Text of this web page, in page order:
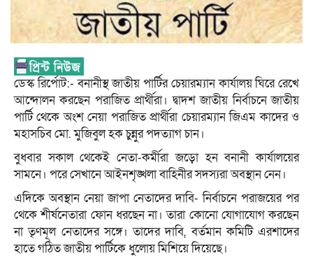
ডেস্ক রির্পোট:- বনানীস্থ জাতীয় পার্টির চেয়ারম্যান কার্যালয় ঘিরে রেখে
আন্দোলন করছেন পরাজিত প্রার্থীরা। দ্বাদশ জাতীয় নির্বাচনে জাতীয়
পার্টি থেকে অংশ নেয়া পরাজিত প্রার্থীরা চেয়ারম্যান জিএম কাদের ও
মহাসচিব মো. মুজিবুল হক চুন্নুর পদত্যাগ চান।
বুধবার সকাল থেকেই নেতা-কর্মীরা জড়ো হন বনানী কার্যালয়ের
সামনে। পরে সেখানে আইনশৃঙ্খলা বাহিনীর সদস্যরা অবস্থান নেন।
এদিকে অবস্থান নেয়া জাপা নেতাদের দাবি- নির্বাচনে পরাজয়ের পর
থেকে শীর্ষনেতারা ফোন ধরছেন না। তারা কোনো যোগাযোগ করছেন
না তৃণমূল নেতাদের সঙ্গে। তাদের দাবি, বর্তমান কমিটি এরশাদের
হাতে গঠিত জাতীয় পার্টিকে ধুলোয় মিশিয়ে দিয়েছে।